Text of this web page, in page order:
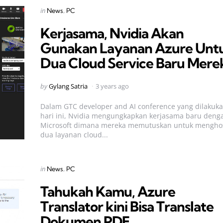
Categories
Posted
in News PC
Kerjasama, Nvidia Akan
Gunakan Layanan Azure
Dua Cloud Service Baru
Posted
byGylang Satria 3 years ago
Dalam GTC developer and AI conference yang
hari ini, Nvidia mengungkapkan kerjasama baru
Microsoft dimana mereka memutuskan untuk
dua layanan cloud...
Categories
Posted
in News PC
Tahukah Kamu, Azure
Translator kini Bisa Translate